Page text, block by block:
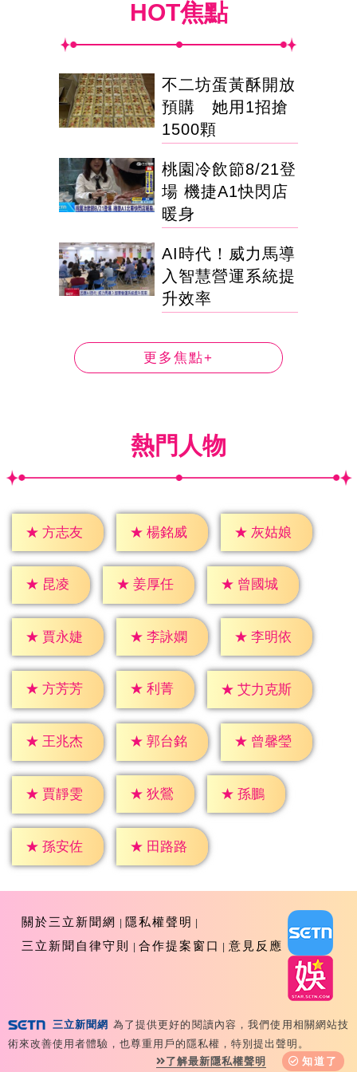
HOT焦點
不二坊蛋黃酥開放
預購 她用1招搶
1500顆
桃園冷飲節8/21登
場 機捷A1快閃店
暖身
AI時代！威力馬導
入智慧營運系統提
升效率
更多焦點+
熱門人物
★ 方志友 ★ 楊銘威 ★ 灰姑娘
★ 昆凌 ★ 姜厚任 ★ 曾國城
★ 賈永婕 ★ 李詠嫻 ★ 李明依
★ 方芳芳 ★ 利菁 ★ 艾力克斯
★ 王兆杰 ★ 郭台銘 ★ 曾馨瑩
★ 賈靜雯 ★ 狄鶯 ★ 孫鵬
★ 孫安佐 ★ 田路路
關於三立新聞網
隱私權聲明
三立新聞自律守則
合作提案窗口 意見反應
Copyright ©2026 Sanlih E-Television All Rights
Reserved 版權所有 盜用必究 台北市內湖區舊宗路一段159
三立新聞網 為了提供更好的閱讀內容，我們使用相關網站技
術來改善使用者體驗，也尊重用戶的隱私權，特別提出聲明。
了解最新隱私權聲明
知道了